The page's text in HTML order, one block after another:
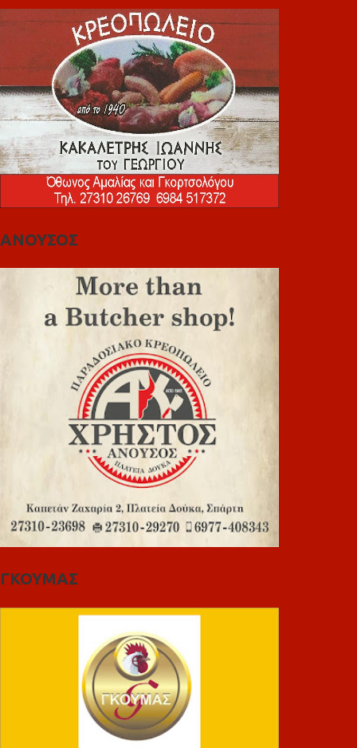
ΑΝΟΥΣΟΣ
ΓΚΟΥΜΑΣ